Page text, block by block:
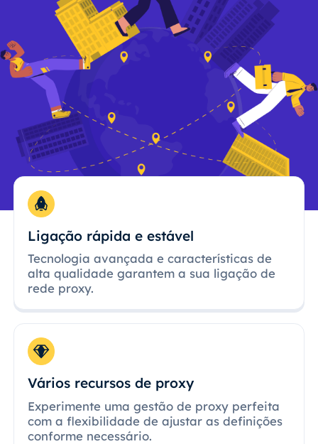
Ligação rápida e estável
Tecnologia avançada e características de
alta qualidade garantem a sua ligação de
rede proxy.
Vários recursos de proxy
Experimente uma gestão de proxy perfeita
com a flexibilidade de ajustar as definições
conforme necessário.